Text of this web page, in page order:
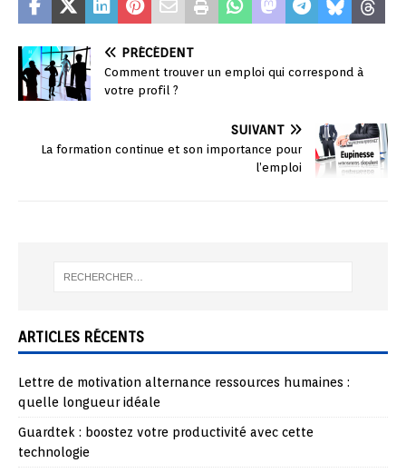
PRÉCÉDENT
Comment trouver un emploi qui correspond à
votre profil ?
SUIVANT
La formation continue et son importance pour
l’emploi
ARTICLES RÉCENTS
Lettre de motivation alternance ressources humaines :
quelle longueur idéale
Guardtek : boostez votre productivité avec cette
technologie